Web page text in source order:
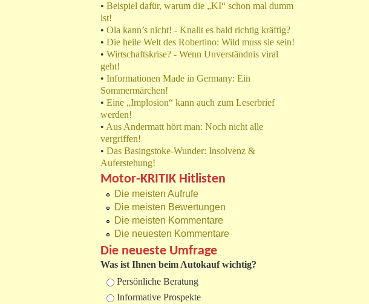
• Beispiel dafür, warum die „KI“ schon mal dumm
ist!
• Ola kann’s nicht! - Knallt es bald richtig kräftig?
• Die heile Welt des Robertino: Wild muss sie sein!
• Wirtschaftskrise? - Wenn Unverständnis viral
geht!
• Informationen Made in Germany: Ein
Sommermärchen!
• Eine „Implosion“ kann auch zum Leserbrief
werden!
• Aus Andermatt hört man: Noch nicht alle
vergriffen!
• Das Basingstoke-Wunder: Insolvenz &
Auferstehung!
Motor-KRITIK Hitlisten
Die meisten Aufrufe
Die meisten Bewertungen
Die meisten Kommentare
Die neuesten Kommentare
Die neueste Umfrage
Was ist Ihnen beim Autokauf wichtig?
Auswahlmöglichkeiten
Persönliche Beratung
Informative Prospekte